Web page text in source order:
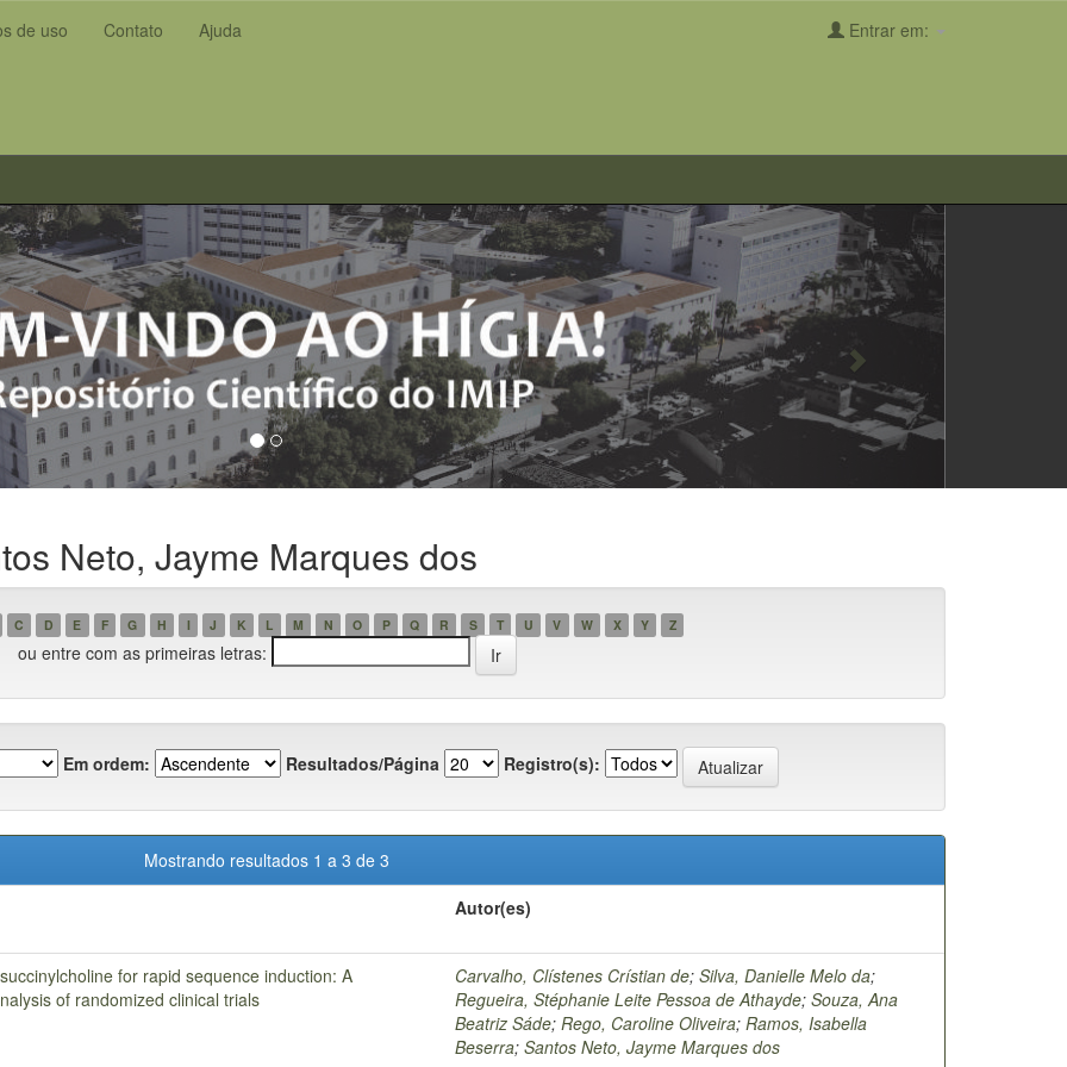
de uso Contato Ajuda Entrar em:
Next
Neto, Jayme Marques dos
C D E F G H I J K L M N O P Q R S T U V W X Y Z
ou entre com as primeiras letras:
Em ordem: Resultados/Página Registro(s):
Mostrando resultados 1 a 3 de 3
Autor(es)
for rapid sequence induction: A
of randomized clinical trials
Carvalho, Clístenes Crístian de; Silva, Danielle Melo da;
Regueira, Stéphanie Leite Pessoa de Athayde; Souza, Ana
Beatriz Sáde; Rego, Caroline Oliveira; Ramos, Isabella
Beserra; Santos Neto, Jayme Marques dos